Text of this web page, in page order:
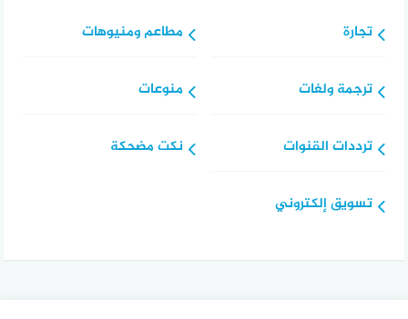
تجارة
ترجمة ولغات
ترددات القنوات
تسويق إلكتروني
مطاعم ومنيوهات
منوعات
نكت مضحكة